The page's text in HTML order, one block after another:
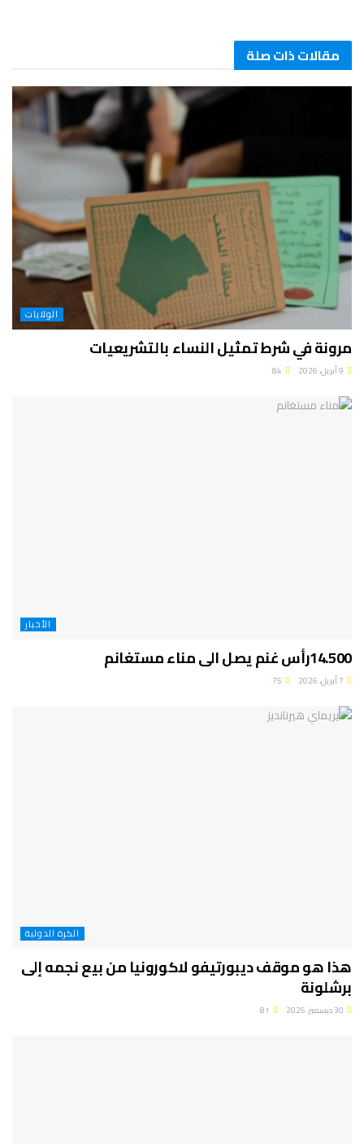
مقالات ذات صلة
الولايات
مرونة في شرط تمثيل النساء بالتشريعيات
الأخبار
14.500رأس غنم يصل الى مناء مستغانم
الكرة الدولية
هذا هو موقف ديبورتيفو لاكورونيا من بيع نجمه إلى
برشلونة